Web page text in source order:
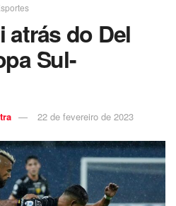
atrás do Del
Sul-
22 de fevereiro de 2023